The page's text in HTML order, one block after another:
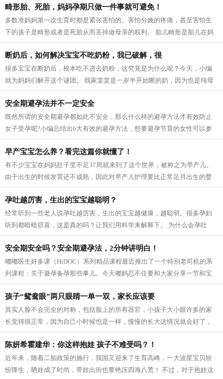
畸形胎、死胎，妈妈孕期只做一件事就可避免！
多数准妈妈第一次生育时都是紧张害怕的。害怕分娩的疼痛，甚至害怕生
下的孩子是畸形或者是死胎从而丢掉做母亲的权利。 胎儿畸形是胎儿在妈
妈肚子里发育紊乱引起的各种异常，产...
断奶后，如何解决宝宝不吃奶粉，我已破解，很
很多宝宝在断奶后，根本吃不进去奶粉，这究竟是为什么呢？今天，小编
就为妈妈们解开这个谜团。 我家棠棠是一岁半开始断的奶，因为也是纯母
乳，所以断奶后就是吃饭，奶粉不喝。...
安全期避孕法并不一定安全
既然所谓的安全期避孕都如此不安全，那么什么样的避孕方法才有效防止
女子受孕呢?小编总结出6大有效的避孕方法，想要避孕节育的女性可以参
考参考! 1 外用避孕药 外用避孕药片是一...
早产宝宝怎么养？看完这篇你就懂了！
有不少宝宝在妈妈肚子里不足37周就来到了这个世界，被称之为早产儿。
由于出生的时候发育还不成熟，因此对早产儿护理要比正常足月出生的婴
儿要小心得多。对于早产的小宝宝们，...
孕吐越厉害，生出的宝宝越聪明？
经常听到一些老人说孕吐越厉害，生出的宝宝越健康，越聪明。很多孕妇
听到都暗暗窃喜，这是真的吗？让我们用科学来解释下。 为什么会孕吐
呢？ 在怀孕早期，大概五六周左右很多...
安全期安全吗？安全期避孕法，2分钟讲明白！
嘟嘟医生好多课（HiDOC）系列精品课程最近推出了一个特别老司机的系
列课程：关于避孕备孕那些事儿。今天嘟妈忍不住要和大家分享一节和宝
妈切身相关的事儿安全期避孕法到底怎么...
孩子“鸳鸯眼”两只眼睛一单一双，家长应该要
其实人脸不会完全的对称，包括脸上的所有器官，小孩子大小眼许多的家
长觉得很正常，因为自己小时候也是一样，慢慢的长大这情况就会好了，
其实不然，往往孩子大小眼的形成说明...
陈妍希霍建华：你这样抱娃 孩子不难受吗？！
近年来，随着二胎政策的施行，我国又迎来了生育高峰，一大波星宝贝纷
纷降生，晒娃成了时尚，带娃出街也要艳压四海八荒！ 不过，对于抱娃这